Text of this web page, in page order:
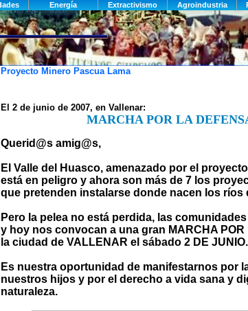
Proyecto Minero Pascua Lama
El 2 de junio de 2007, en Vallenar:
MARCHA POR LA
Querid@s amig@s,
El Valle del Huasco, amenazado por el
está en peligro y ahora son más de 7 los
que pretenden instalarse donde nacen los ríos
Pero la pelea no está perdida, las
y hoy nos convocan a una gran MARCHA POR
la ciudad de VALLENAR el sábado 2 DE JUNIO.
Es nuestra oportunidad de manifestarnos por
nuestros hijos y por el derecho a vida sana y
naturaleza.